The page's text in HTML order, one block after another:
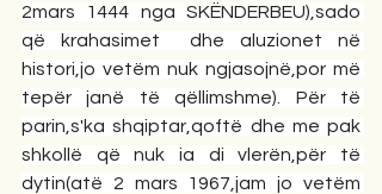
2mars 1444 nga SKËNDERBEU),sado
që krahasimet  dhe aluzionet në
histori,jo vetëm nuk ngjasojnë,por më
tepër janë të qëllimshme). Për të
parin,s'ka shqiptar,qoftë dhe me pak
shkollë që nuk ia di vlerën,për të
dytin(atë 2 mars 1967,jam jo vetëm